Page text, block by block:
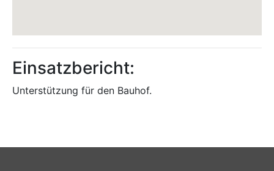
Einsatzbericht:
Unterstützung für den Bauhof.